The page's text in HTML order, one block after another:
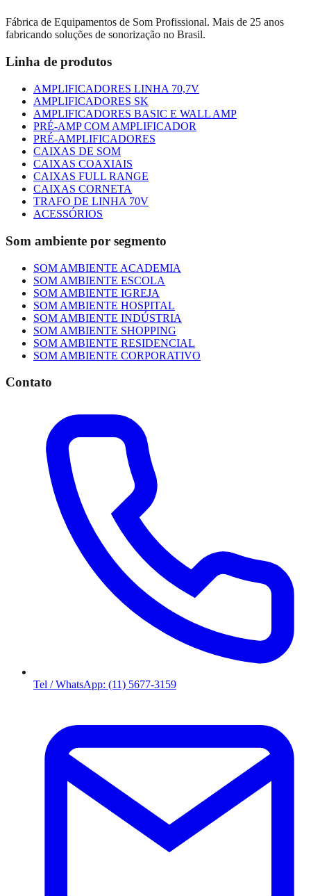
Fábrica de Equipamentos de Som Profissional. Mais de 25 anos
fabricando soluções de sonorização no Brasil.
Linha de produtos
AMPLIFICADORES LINHA 70,7V
AMPLIFICADORES SK
AMPLIFICADORES BASIC E WALL AMP
PRÉ-AMP COM AMPLIFICADOR
PRÉ-AMPLIFICADORES
CAIXAS DE SOM
CAIXAS COAXIAIS
CAIXAS FULL RANGE
CAIXAS CORNETA
TRAFO DE LINHA 70V
ACESSÓRIOS
Som ambiente por segmento
SOM AMBIENTE ACADEMIA
SOM AMBIENTE ESCOLA
SOM AMBIENTE IGREJA
SOM AMBIENTE HOSPITAL
SOM AMBIENTE INDÚSTRIA
SOM AMBIENTE SHOPPING
SOM AMBIENTE RESIDENCIAL
SOM AMBIENTE CORPORATIVO
Contato
Tel / WhatsApp: (11) 5677-3159